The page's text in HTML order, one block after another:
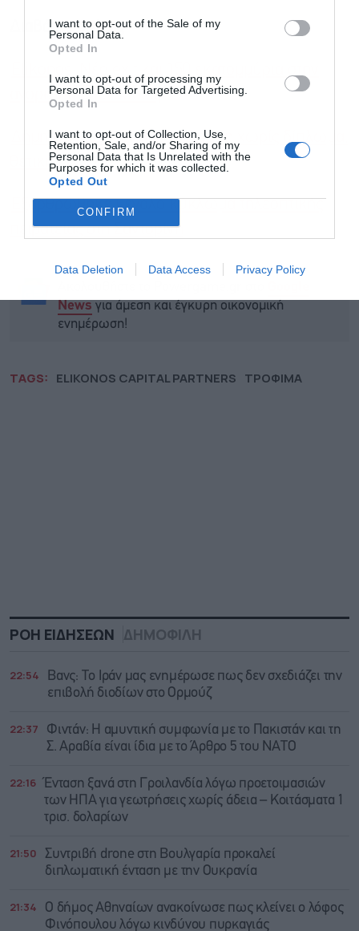
I want to opt-out of the Sale of my
Personal Data.
Opted In
I want to opt-out of processing my
Personal Data for Targeted Advertising.
Opted In
I want to opt-out of Collection, Use,
Retention, Sale, and/or Sharing of my
Personal Data that Is Unrelated with the
Purposes for which it was collected.
Opted Out
CONFIRM
Data Deletion Data Access Privacy Policy
Διαβάστε επίσης
αγορά για επενδύσεις
Δήμητρα Ματσούκα: Συνελήφθη χωρίς δίπλωμα,
θετική και σε αλκοτέστ
Εξαρθρώθηκε μεγάλο κύκλωμα τηλεοπτικής
πειρατείας στη Σαντορίνη
News για άμεση και έγκυρη οικονομική
ενημέρωση!
TAGS: ELIKONOS CAPITAL PARTNERS ΤΡΟΦΙΜΑ
ΡΟΗ ΕΙΔΗΣΕΩΝ ΔΗΜΟΦΙΛΗ
22:54
Βανς: Το Ιράν μας ενημέρωσε πως δεν σχεδιάζει την
επιβολή διοδίων στο Ορμούζ
22:37
Φιντάν: Η αμυντική συμφωνία με το Πακιστάν και τη
Σ. Αραβία είναι ίδια με τo Άρθρο 5 του ΝΑΤΟ
22:16
Ένταση ξανά στη Γροιλανδία λόγω προετοιμασιών
των ΗΠΑ για γεωτρήσεις χωρίς άδεια – Κοιτάσματα 1
τρισ. δολαρίων
21:50
Συντριβή drone στη Βουλγαρία προκαλεί
διπλωματική ένταση με την Ουκρανία
21:34
Ο δήμος Αθηναίων ανακοίνωσε πως κλείνει ο λόφος
Φινόπουλου λόγω κινδύνου πυρκαγιάς